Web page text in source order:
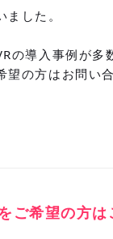
した。
の導入事例が
望の方は お問い
ご希望の方は